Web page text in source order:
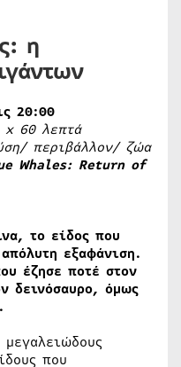
η
20:00
x60 λεπτά
περιβάλλον/ ζώα
Whales: Return of
το είδος που
εξαφάνιση.
έζησε ποτέ στον
δεινόσαυρο, όμως
που